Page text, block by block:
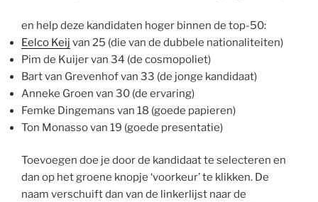
en help deze kandidaten hoger binnen de top-50:
Eelco Keij van 25 (die van de dubbele nationaliteiten)
Pim de Kuijer van 34 (de cosmopoliet)
Bart van Grevenhof van 33 (de jonge kandidaat)
Anneke Groen van 30 (de ervaring)
Femke Dingemans van 18 (goede papieren)
Ton Monasso van 19 (goede presentatie)
Toevoegen doe je door de kandidaat te selecteren en
dan op het groene knopje ‘voorkeur’ te klikken. De
naam verschuift dan van de linkerlijst naar de